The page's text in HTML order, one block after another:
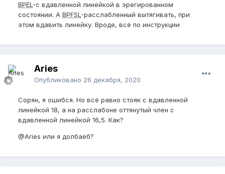
BPEL -с вдавленной линейкой в эрегированном
состоянии. А BPFSL -расслабленный вытягивать, при
этом вдавить линейку. Вроде, всё по инструкции
Aries
Опубликовано 26 декабря, 2020
Сорян, я ошибся. Но всё равно стояк с вдавленной
линейкой 18, а на расслабоне оттянутый член с
вдавленной линейкой 16,5. Как?
@Aries или я долбаёб?